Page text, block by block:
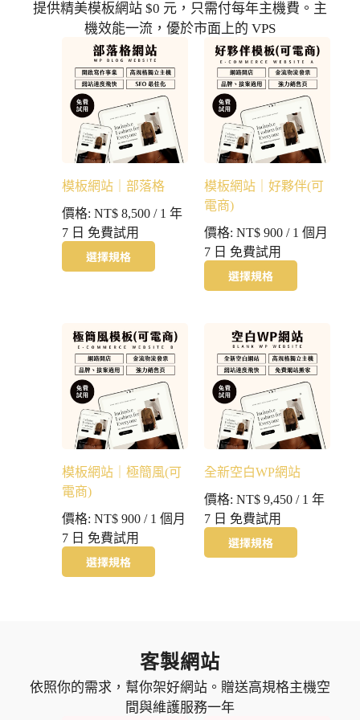
提供精美模板網站 $0 元，只需付每年主機費。主
機效能一流，優於市面上的 VPS
模板網站｜部落格
價格: NT$ 8,500 / 1 年
7 日 免費試用
選擇規格
模板網站｜好夥伴(可
電商)
價格: NT$ 900 / 1 個月
7 日 免費試用
選擇規格
模板網站｜極簡風(可
電商)
價格: NT$ 900 / 1 個月
7 日 免費試用
選擇規格
全新空白WP網站
價格: NT$ 9,450 / 1 年
7 日 免費試用
選擇規格
客製網站
依照你的需求，幫你架好網站。贈送高規格主機空
間與維護服務一年